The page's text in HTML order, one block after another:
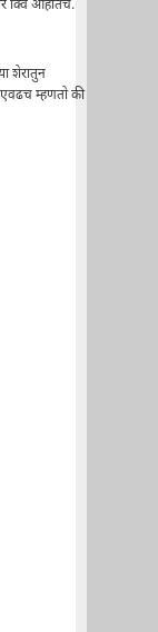
आहातच.
शेरातुन
म्हणतो की